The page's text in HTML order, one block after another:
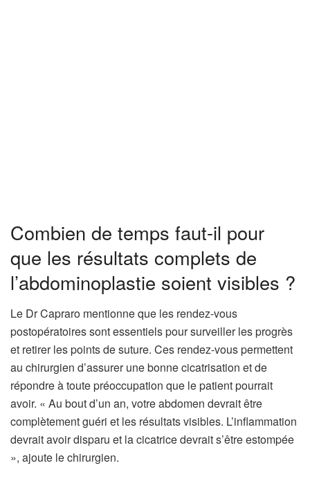
Combien de temps faut-il pour
que les résultats complets de
l’abdominoplastie soient visibles ?
Le Dr Capraro mentionne que les rendez-vous
postopératoires sont essentiels pour surveiller les progrès
et retirer les points de suture. Ces rendez-vous permettent
au chirurgien d’assurer une bonne cicatrisation et de
répondre à toute préoccupation que le patient pourrait
avoir. « Au bout d’un an, votre abdomen devrait être
complètement guéri et les résultats visibles. L’inflammation
devrait avoir disparu et la cicatrice devrait s’être estompée
», ajoute le chirurgien.